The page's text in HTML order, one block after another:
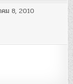
คม 8, 2010